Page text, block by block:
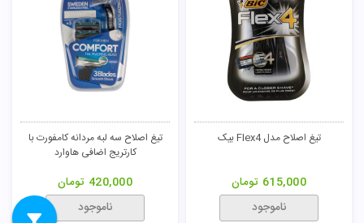
تیغ اصلاح مدل Flex4 بیک
615,000 تومان
ناموجود
تیغ اصلاح سه لبه مردانه کامفورت با
کارتریج اضافی هاوارد
420,000 تومان
ناموجود